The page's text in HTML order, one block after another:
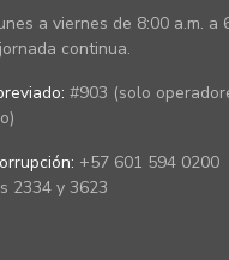
a viernes de 8:00 a.m. a
continua.
#903 (solo
+57 601 594 0200
2334 y 3623